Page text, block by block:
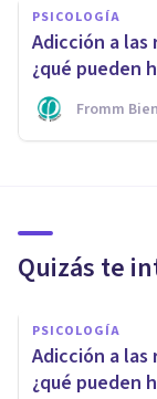
PSICOLOGÍA
Adicción a
¿qué pueden
Fromm
Quizás te
PSICOLOGÍA
Adicción a
¿qué pueden